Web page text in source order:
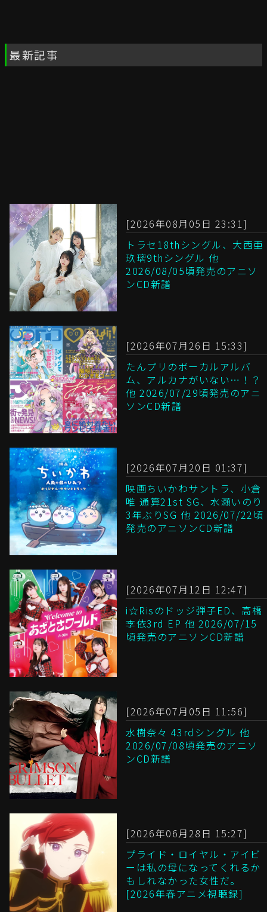
最新記事
[2026年08月05日 23:31]
トラセ18thシングル、大西亜
玖璃9thシングル 他
2026/08/05頃発売のアニソ
ンCD新譜
[2026年07月26日 15:33]
たんプリのボーカルアルバ
ム、アルカナがいない…！？
他 2026/07/29頃発売のアニ
ソンCD新譜
[2026年07月20日 01:37]
映画ちいかわサントラ、小倉
唯 通算21st SG、水瀬いのり
3年ぶりSG 他 2026/07/22頃
発売のアニソンCD新譜
[2026年07月12日 12:47]
i☆Risのドッジ弾子ED、高橋
李依3rd EP 他 2026/07/15
頃発売のアニソンCD新譜
[2026年07月05日 11:56]
水樹奈々 43rdシングル 他
2026/07/08頃発売のアニソ
ンCD新譜
[2026年06月28日 15:27]
プライド・ロイヤル・アイビ
ーは私の母になってくれるか
もしれなかった女性だ。
[2026年春アニメ視聴録]